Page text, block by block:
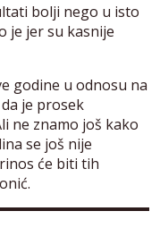
bolji nego u isto
je jer su kasnije
godine u odnosu na
je prosek
ne znamo još kako
se još nije
će biti tih